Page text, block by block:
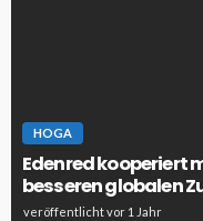
HOGA
Edenred kooperiert
besseren globalen
veröffentlicht vor 1 Jahr